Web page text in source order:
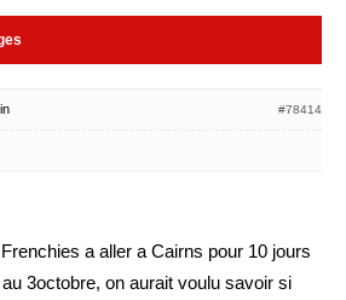
#78414
a aller a Cairns pour 10 jours
3octobre, on aurait voulu savoir si